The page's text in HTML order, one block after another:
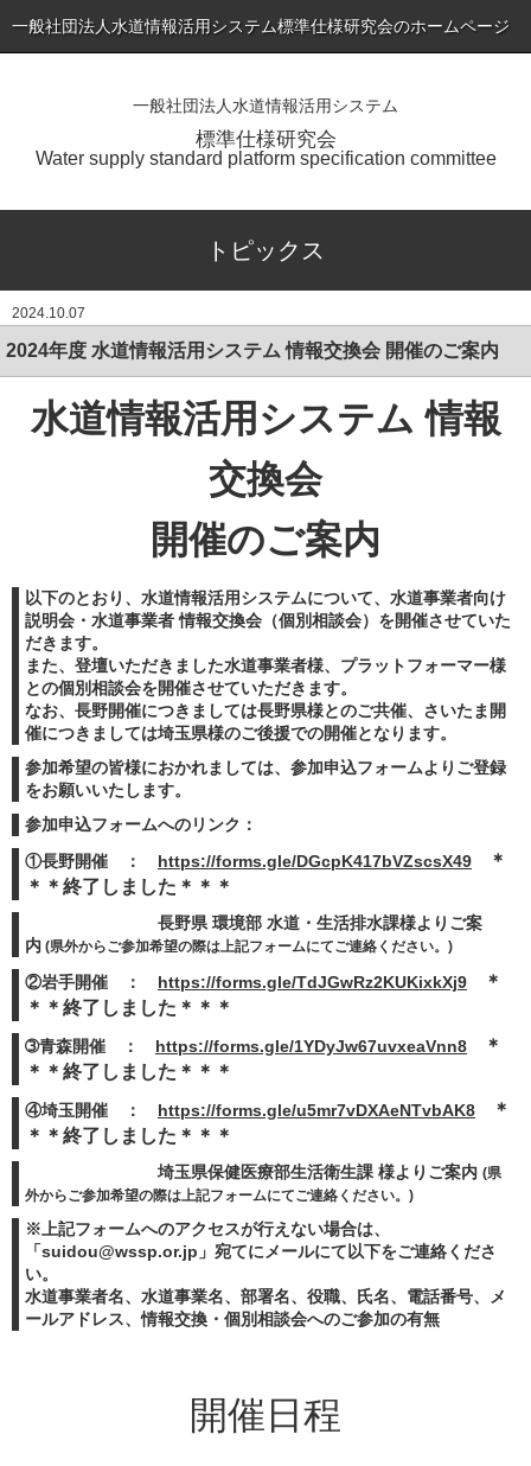
一般社団法人水道情報活用システム標準仕様研究会のホームページ
一般社団法人水道情報活用システム
標準仕様研究会
Water supply standard platform specification committee
入会のご案内
研究会について
トピックス
2024.10.07
2024年度 水道情報活用システム 情報交換会 開催のご案内
水道情報活用システム 情報
交換会
開催のご案内
以下のとおり、水道情報活用システムについて、水道事業者向け
説明会・水道事業者 情報交換会（個別相談会）を開催させていた
だきます。
また、登壇いただきました水道事業者様、プラットフォーマー様
との個別相談会を開催させていただきます。
なお、長野開催につきましては長野県様とのご共催、さいたま開
催につきましては埼玉県様のご後援での開催となります。
参加希望の皆様におかれましては、参加申込フォームよりご登録
をお願いいたします。
参加申込フォームへのリンク：
①長野開催 ： https://forms.gle/DGcpK417bVZscsX49
＊
＊＊終了しました＊＊＊
長野県 環境部 水道・生活排水課様よりご案
内 (県外からご参加希望の際は上記フォームにてご連絡ください。)
②岩手開催 ： https://forms.gle/TdJGwRz2KUKixkXj9
＊
＊＊終了しました＊＊＊
➂青森開催 ： https://forms.gle/1YDyJw67uvxeaVnn8
＊
＊＊終了しました＊＊＊
④埼玉開催 ： https://forms.gle/u5mr7vDXAeNTvbAK8
＊
＊＊終了しました＊＊＊
埼玉県保健医療部生活衛生課 様よりご案内 (県
外からご参加希望の際は上記フォームにてご連絡ください。)
※上記フォームへのアクセスが行えない場合は、
「suidou@wssp.or.jp 」宛てにメールにて以下をご連絡くださ
い。
水道事業者名、水道事業名、部署名、役職、氏名、電話番号、メ
ールアドレス、情報交換・個別相談会へのご参加の有無
開催日程